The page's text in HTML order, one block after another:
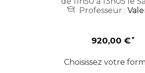
Professeur :
920,00 €
Choisissez votre